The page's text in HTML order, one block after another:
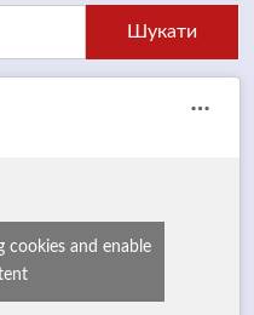
cookies and enable